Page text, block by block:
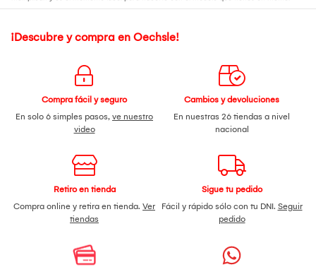
¡Descubre y compra en Oechsle!
Compra fácil y seguro
En solo 6 simples pasos, ve nuestro
video
Cambios y devoluciones
En nuestras 26 tiendas a nivel
nacional
Retiro en tienda
Compra online y retira en tienda. Ver
tiendas
Sigue tu pedido
Fácil y rápido sólo con tu DNI. Seguir
pedido